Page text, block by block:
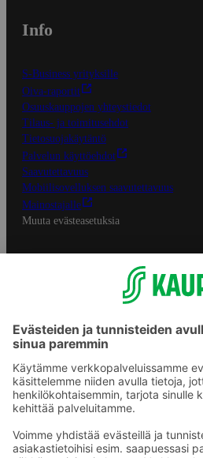
Info
S-Business yrityksille
Oiva-raportit
Osuuskauppojen yhteystiedot
Tilaus- ja toimitusehdot
Tietosuojakäytäntö
Palvelun käyttöehdot
Saavutettavuus
Mobiilisovelluksen saavutettavuus
Mainostajalle
Muuta evästeasetuksia
S-ryhmän palvelut
S-ryhmä
Asiakasomistajuus
Yhteishyvä Ruoka -sovellus
S-ostoslista -sovellus
Prisma.fi
Sokos.fi
S-Pankki
Yhteishyvä